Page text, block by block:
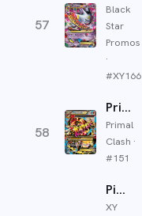
57
Black
Star
Promos
·
#XY166
58
Primo-Groudon EX
Primal
Clash ·
#151
Pikachu
XY